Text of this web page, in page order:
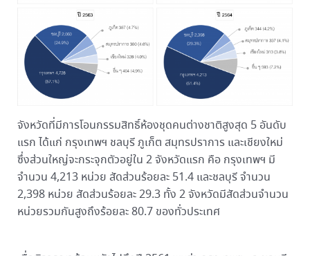
จังหวัดที่มีการโอนกรรมสิทธิ์ห้องชุดคนต่างชาติสูงสุด 5 อันดับ
แรก ได้แก่ กรุงเทพฯ ชลบุรี ภูเก็ต สมุทรปราการ และเชียงใหม่
ซึ่งส่วนใหญ่จะกระจุกตัวอยู่ใน 2 จังหวัดแรก คือ กรุงเทพฯ มี
จำนวน 4,213 หน่วย สัดส่วนร้อยละ 51.4 และชลบุรี จำนวน
2,398 หน่วย สัดส่วนร้อยละ 29.3 ทั้ง 2 จังหวัดมีสัดส่วนจำนวน
หน่วยรวมกันสูงถึงร้อยละ 80.7 ของทั่วประเทศ